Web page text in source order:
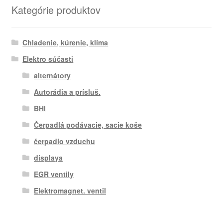
Kategórie produktov
Chladenie, kúrenie, klíma
Elektro súčasti
alternátory
Autorádia a prísluš.
BHI
Čerpadlá podávacie, sacie koše
čerpadlo vzduchu
displaya
EGR ventily
Elektromagnet. ventil